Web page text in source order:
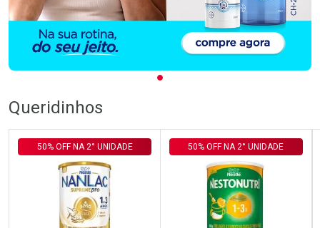
Queridinhos
50% OFF NA 2° UNIDADE 50% OFF NA 2° UNIDADE